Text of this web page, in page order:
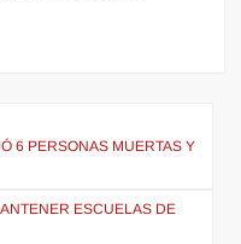
6 PERSONAS MUERTAS Y
ESCUELAS DE